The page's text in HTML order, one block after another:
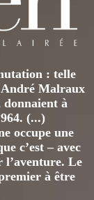
: telle
Malraux
donnaient à
(...)
occupe une
c’est – avec
l’aventure. Le
à être